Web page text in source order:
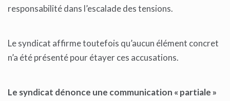
responsabilité dans l’escalade des tensions.
Le syndicat affirme toutefois qu’aucun élément concret
n’a été présenté pour étayer ces accusations.
Le syndicat dénonce une communication « partiale »